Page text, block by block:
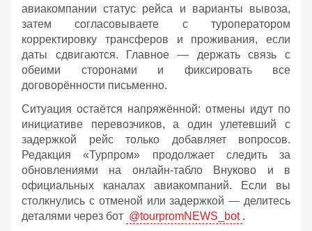
авиакомпании статус рейса и варианты вывоза,
затем согласовываете с туроператором
корректировку трансферов и проживания, если
даты сдвигаются. Главное — держать связь с
обеими сторонами и фиксировать все
договорённости письменно.
Ситуация остаётся напряжённой: отмены идут по
инициативе перевозчиков, а один улетевший с
задержкой рейс только добавляет вопросов.
Редакция «Турпром» продолжает следить за
обновлениями на онлайн‑табло Внуково и в
официальных каналах авиакомпаний. Если вы
столкнулись с отменой или задержкой — делитесь
деталями через бот @tourpromNEWS_bot .